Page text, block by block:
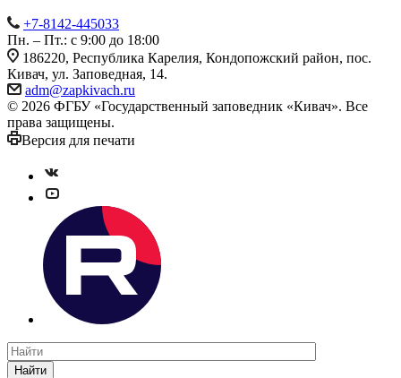
+7-8142-445033
Пн. – Пт.: с 9:00 до 18:00
186220, Республика Карелия, Кондопожский район, пос.
Кивач, ул. Заповедная, 14.
adm@zapkivach.ru
© 2026 ФГБУ «Государственный заповедник «Кивач». Все
права защищены.
Версия для печати
Найти